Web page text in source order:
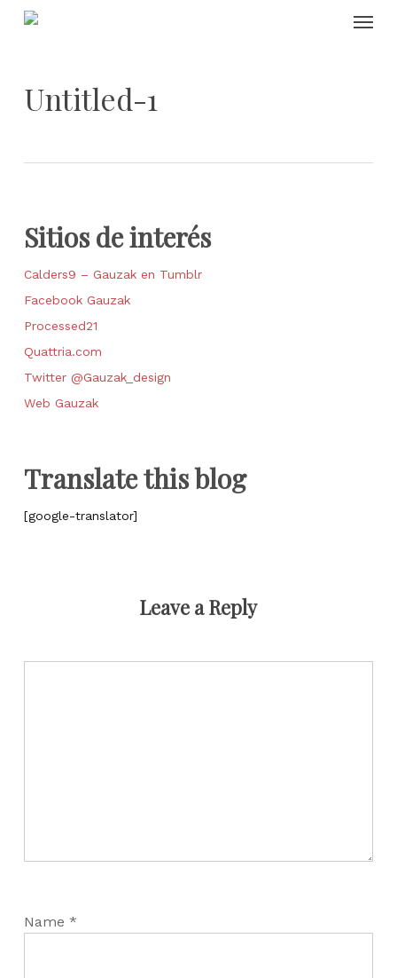
Skip
Untitled-1
Sitios de interés
Calders9 – Gauzak en Tumblr
Facebook Gauzak
Processed21
Quattria.com
Twitter @Gauzak_design
Web Gauzak
Translate this blog
[google-translator]
Leave a Reply
Name *